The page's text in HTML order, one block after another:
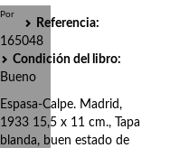
Por
Referencia:
165048
Condición del libro:
Bueno
Espasa-Calpe. Madrid,
1933 15,5 x 11 cm., Tapa
blanda, buen estado de